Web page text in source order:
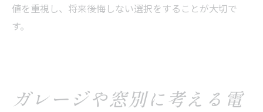
値を重視し、将来後悔しない選択をすることが大切で
す。
ガレージや窓別に考える電